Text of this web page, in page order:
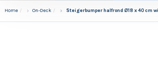
Home On-Deck Steigerbumper halfrond Ø18 x 40 cm